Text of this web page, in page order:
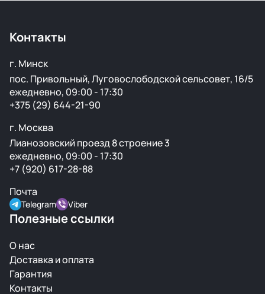
Контакты
г. Минск
пос. Привольный, Луговослободской сельсовет, 16/5
ежедневно, 09:00 - 17:30
+375 (29) 644-21-90
г. Москва
Лианозовский проезд 8 строение 3
ежедневно, 09:00 - 17:30
+7 (920) 617-28-88
Почта
Telegram Viber
Полезные ссылки
О нас
Доставка и оплата
Гарантия
Контакты